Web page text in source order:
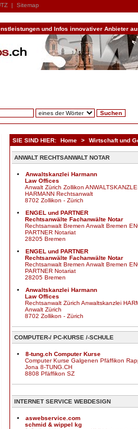
| Sitemap
und Infos innovativer Anbieter
SIE SIND HIER: Home > Wirtschaft und
ANWALT RECHTSANWALT NOTAR
Anwaltskanzlei Harmann
Law Offices
Anwalt Zürich Zollikon
HARMANN Rechtsanwalt
8702 Zollikon - Zürich
ENGEL und PARTNER
Rechtsanwälte Fachanwälte Notar
Rechtsanwalt Bremen Anwalt Bremen
PARTNER Notariat
28205 Bremen
ENGEL und PARTNER
Rechtsanwälte Fachanwälte Notar
Rechtsanwalt Bremen Anwalt Bremen
PARTNER Notariat
28205 Bremen
Anwaltskanzlei Harmann
Law Offices
Rechtsanwalt Zürich Anwaltskanzlei
Anwalt Zürich
8702 Zollikon - Zürich
COMPUTER-/ PC-KURSE /-SCHULE
8-tung.ch Computer Kurse
Computer Kurse Galgenen Pfäffikon
Jona 8-TUNG.CH
8808 Pfäffikon SZ
INTERNET SERVICE WEBDESIGN
aswebservice.com
schmid & wippel kg